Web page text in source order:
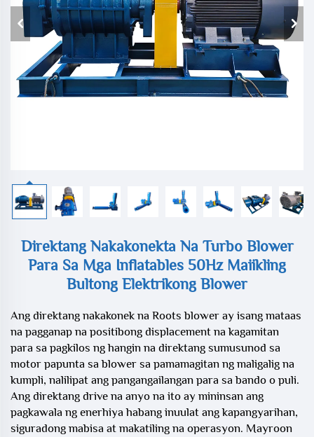
Direktang Nakakonekta Na Turbo Blower
Para Sa Mga Inflatables 50Hz Maiikling
Bultong Elektrikong Blower
Ang direktang nakakonek na Roots blower ay isang mataas
na pagganap na positibong displacement na kagamitan
para sa pagkilos ng hangin na direktang sumusunod sa
motor papunta sa blower sa pamamagitan ng maligalig na
kumpli, nalilipat ang pangangailangan para sa bando o puli.
Ang direktang drive na anyo na ito ay mininsan ang
pagkawala ng enerhiya habang inuulat ang kapangyarihan,
siguradong mabisa at makatiling na operasyon. Mayroon